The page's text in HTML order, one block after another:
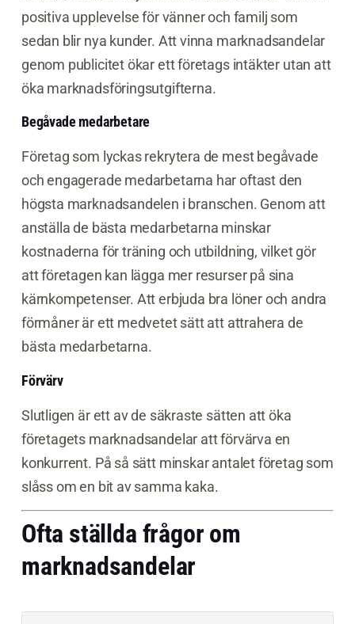
positiva upplevelse för vänner och familj som
sedan blir nya kunder. Att vinna marknadsandelar
genom publicitet ökar ett företags intäkter utan att
öka marknadsföringsutgifterna.
Begåvade medarbetare
Företag som lyckas rekrytera de mest begåvade
och engagerade medarbetarna har oftast den
högsta marknadsandelen i branschen. Genom att
anställa de bästa medarbetarna minskar
kostnaderna för träning och utbildning, vilket gör
att företagen kan lägga mer resurser på sina
kärnkompetenser. Att erbjuda bra löner och andra
förmåner är ett medvetet sätt att attrahera de
bästa medarbetarna.
Förvärv
Slutligen är ett av de säkraste sätten att öka
företagets marknadsandelar att förvärva en
konkurrent. På så sätt minskar antalet företag som
slåss om en bit av samma kaka.
Ofta ställda frågor om
marknadsandelar